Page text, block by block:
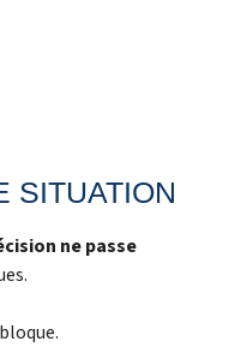
SITUATION
ne passe